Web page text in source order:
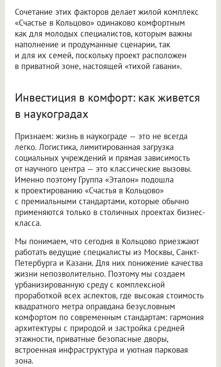
Сочетание этих факторов делает жилой комплекс
«Счастье в Кольцово» одинаково комфортным
как для молодых специалистов, которым важны
наполнение и продуманные сценарии, так
и для их семей, поскольку проект расположен
в приватной зоне, настоящей «тихой гавани».
Инвестиция в комфорт: как живется
в наукоградах
Признаем: жизнь в наукограде — это не всегда
легко. Логистика, лимитированная загрузка
социальных учреждений и прямая зависимость
от научного центра — это классические вызовы.
Именно поэтому Группа «Эталон» подошла
к проектированию «Счастья в Кольцово»
с премиальными стандартами, которые обычно
применяются только в столичных проектах бизнес-
класса.
Мы понимаем, что сегодня в Кольцово приезжают
работать ведущие специалисты из Москвы, Санкт-
Петербурга и Казани. Для них понижение качества
жизни непозволительно. Поэтому мы создаем
урбанизированную среду с комплексной
проработкой всех аспектов, где высокая стоимость
квадратного метра оправдана безусловным
комфортом по современным стандартам: гармония
архитектуры с природой и застройка средней
этажности, приватные безопасные дворы,
встроенная инфраструктура и уютная парковая
зона.